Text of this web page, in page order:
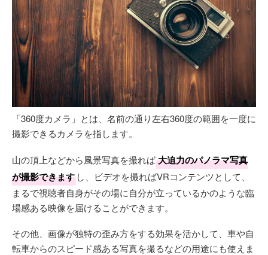
「360度カメラ」とは、名前の通り左右360度の範囲を一度に
撮影できるカメラを指します。
山の頂上などから風景写真を撮れば大迫力のパノラマ写真
が撮影できます し、ビデオを撮ればVRコンテンツとして、
まるで視聴者自身がその場に自分が立っているかのような臨
場感ある映像を届けることができます。
その他、画像が独特の歪み方をする効果を活かして、車や自
転車からのスピード感ある写真を撮るなどの用途にも使えま